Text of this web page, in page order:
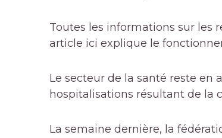
Toutes les informations sur les
article ici explique le
Le secteur de la santé reste en
hospitalisations résultant de la
La semaine dernière, la